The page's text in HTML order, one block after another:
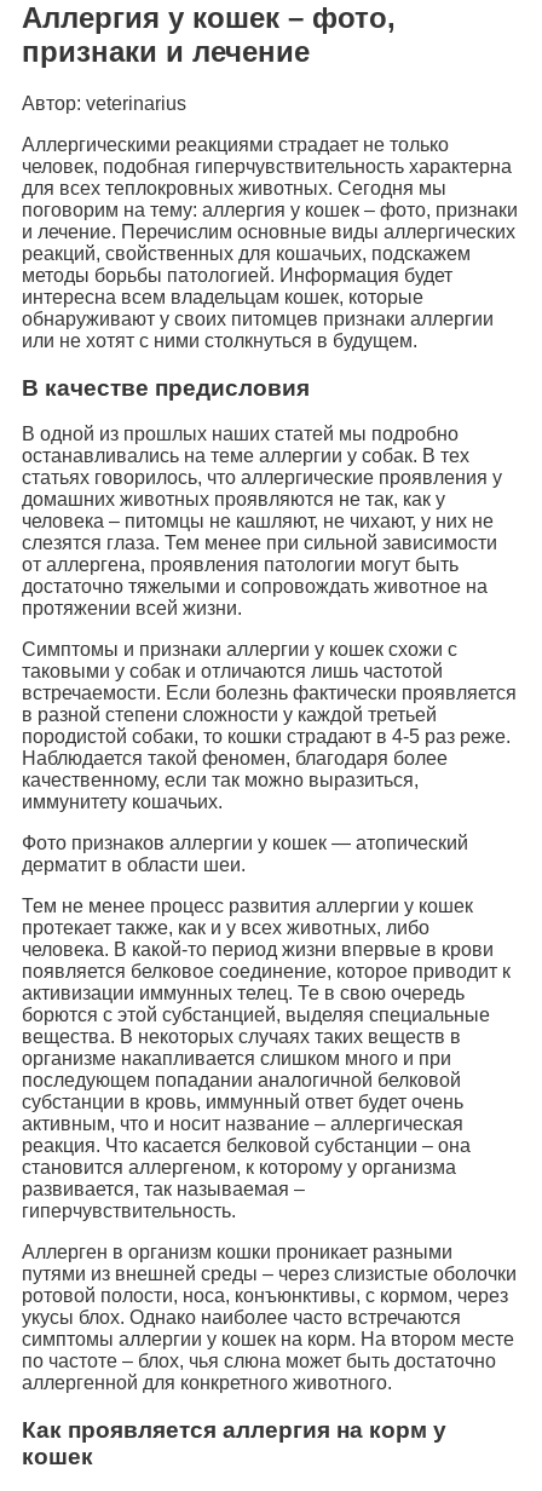
Аллергия у кошек – фото,
признаки и лечение
Автор: veterinarius
Аллергическими реакциями страдает не только
человек, подобная гиперчувствительность характерна
для всех теплокровных животных. Сегодня мы
поговорим на тему: аллергия у кошек – фото, признаки
и лечение. Перечислим основные виды аллергических
реакций, свойственных для кошачьих, подскажем
методы борьбы патологией. Информация будет
интересна всем владельцам кошек, которые
обнаруживают у своих питомцев признаки аллергии
или не хотят с ними столкнуться в будущем.
В качестве предисловия
В одной из прошлых наших статей мы подробно
останавливались на теме аллергии у собак. В тех
статьях говорилось, что аллергические проявления у
домашних животных проявляются не так, как у
человека – питомцы не кашляют, не чихают, у них не
слезятся глаза. Тем менее при сильной зависимости
от аллергена, проявления патологии могут быть
достаточно тяжелыми и сопровождать животное на
протяжении всей жизни.
Симптомы и признаки аллергии у кошек схожи с
таковыми у собак и отличаются лишь частотой
встречаемости. Если болезнь фактически проявляется
в разной степени сложности у каждой третьей
породистой собаки, то кошки страдают в 4-5 раз реже.
Наблюдается такой феномен, благодаря более
качественному, если так можно выразиться,
иммунитету кошачьих.
Фото признаков аллергии у кошек — атопический
дерматит в области шеи.
Тем не менее процесс развития аллергии у кошек
протекает также, как и у всех животных, либо
человека. В какой-то период жизни впервые в крови
появляется белковое соединение, которое приводит к
активизации иммунных телец. Те в свою очередь
борются с этой субстанцией, выделяя специальные
вещества. В некоторых случаях таких веществ в
организме накапливается слишком много и при
последующем попадании аналогичной белковой
субстанции в кровь, иммунный ответ будет очень
активным, что и носит название – аллергическая
реакция. Что касается белковой субстанции – она
становится аллергеном, к которому у организма
развивается, так называемая –
гиперчувствительность.
Аллерген в организм кошки проникает разными
путями из внешней среды – через слизистые оболочки
ротовой полости, носа, конъюнктивы, с кормом, через
укусы блох. Однако наиболее часто встречаются
симптомы аллергии у кошек на корм. На втором месте
по частоте – блох, чья слюна может быть достаточно
аллергенной для конкретного животного.
Как проявляется аллергия на корм у
кошек